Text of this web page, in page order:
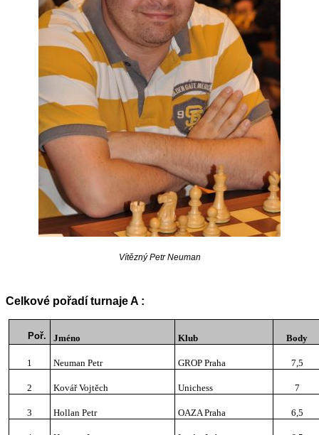
Vítězný Petr Neuman
Celkové pořadí turnaje A :
Poř. Jméno Klub Body
1 Neuman Petr GROP Praha 7,5
2 Kovář Vojtěch Unichess 7
3 Hollan Petr OAZA Praha 6,5